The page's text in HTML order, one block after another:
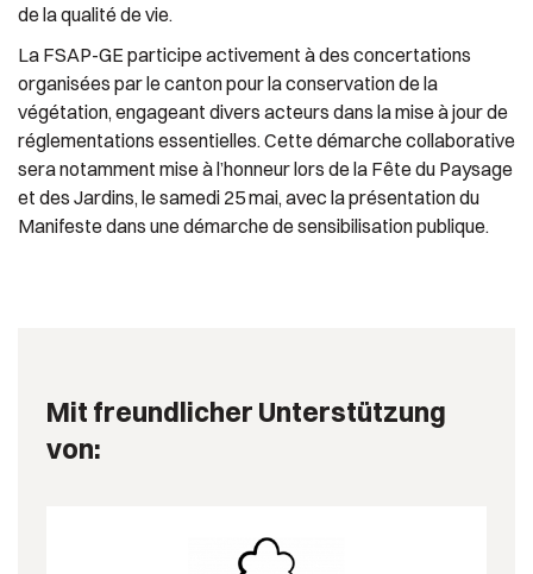
de la qualité de vie.
La FSAP-GE participe activement à des concertations
organisées par le canton pour la conservation de la
végétation, engageant divers acteurs dans la mise à jour de
réglementations essentielles. Cette démarche collaborative
sera notamment mise à l’honneur lors de la Fête du Paysage
et des Jardins, le samedi 25 mai, avec la présentation du
Manifeste dans une démarche de sensibilisation publique.
Mit freundlicher Unterstützung
von: